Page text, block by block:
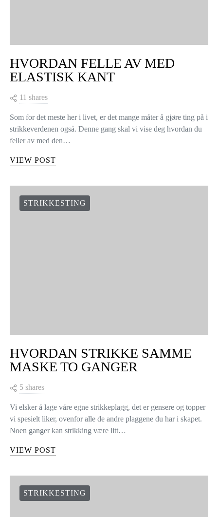
HVORDAN FELLE AV MED
ELASTISK KANT
11 shares
Som for det meste her i livet, er det mange måter å gjøre ting på i
strikkeverdenen også. Denne gang skal vi vise deg hvordan du
feller av med den…
VIEW POST
STRIKKESTING
HVORDAN STRIKKE SAMME
MASKE TO GANGER
5 shares
Vi elsker å lage våre egne strikkeplagg, det er gensere og topper
vi spesielt liker, ovenfor alle de andre plaggene du har i skapet.
Noen ganger kan strikking være litt…
VIEW POST
STRIKKESTING